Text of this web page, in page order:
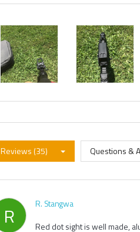
Reviews (35) Questions &
R R. Stangwa
Red dot sight is well made,